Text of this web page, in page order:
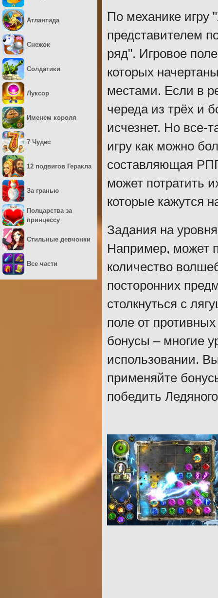
По механике игру
представителем
ряд". Игровое
которых
местами. Если в
череда из трёх и
исчезнет. Но все-
игру как можно
составляющая
может потратить
которые кажутся
Задания на
Например, может
количество
посторонних
столкнуться с
поле от
бонусы – многие
использовании.
применяйте
победить
Атлантида
Снежок
Солдатики
Луксор
Именем короля
7 Чудес
12 подвигов Геракла
За гранью
Полцарства за
принцессу
Стильные девчонки
Все части